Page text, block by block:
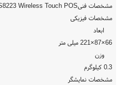
مشخصات فنیSZZT KS8223 Wireless Touch POS
مشخصات فیزیکی
ابعاد
66×87×221 میلی متر
وزن
0.3 کیلوگرم
مشخصات نمایشگر